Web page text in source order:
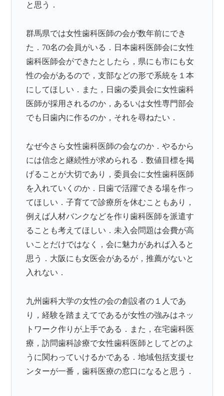
と思う．
群馬県では女性歯科医師の会が数年前にでき
た．70名の会員がいる．日本歯科医師会に女性
歯科医師会ができたとしたら，県にも市にも女
性の会があるので，支部などの形で系統を１本
にしてほしい．また，日歯の委員会に女性歯科
医師が採用されるのか，あるいは女性専門部会
でも日歯内に作るのか，それを尋ねたい．
なぜ今さら女性歯科医師の会なのか．やるから
には信念と継続性が求められる．数値目標を掲
げることが大切であり，委員会に女性歯科医師
を入れていくのか．日歯で活躍できる場を作っ
てほしい．子育てで診療所を休むこともあり，
例えば人材バンクなどを作り歯科医師を派遣す
ることも考えてほしい．未入会問題は会費が高
いことだけではなく，会に魅力があれば入ると
思う．大阪にも女医会があるが，推薦がないと
入れない．
九州歯科大学の女性の会の創設者の１人であ
り，経験を踏まえてであるが女性の強みはネッ
トワーク作りが上手である．また，在宅歯科医
療，訪問歯科診療で女性歯科医師としてどのよ
うに関わっていけるかである．地域包括支援セ
ンターが一番，歯科医療の窓口になると思う．